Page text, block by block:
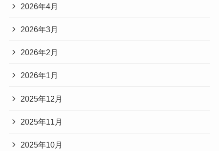
2026年4月
2026年3月
2026年2月
2026年1月
2025年12月
2025年11月
2025年10月